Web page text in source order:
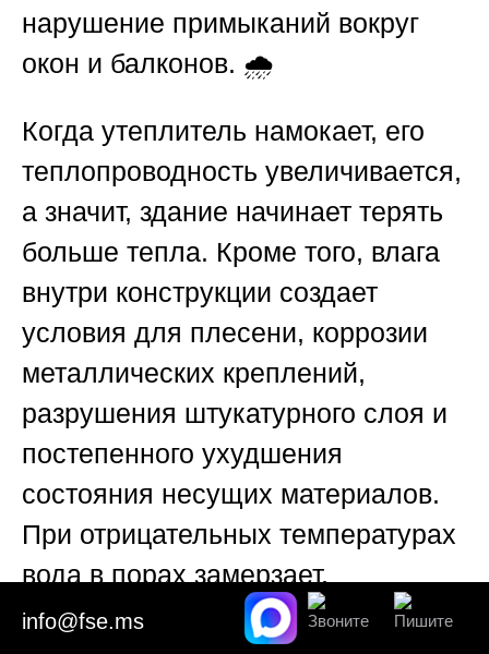
нарушение примыканий вокруг
окон и балконов. 🌧️
Когда утеплитель намокает, его
теплопроводность увеличивается,
а значит, здание начинает терять
больше тепла. Кроме того, влага
внутри конструкции создает
условия для плесени, коррозии
металлических креплений,
разрушения штукатурного слоя и
постепенного ухудшения
состояния несущих материалов.
При отрицательных температурах
вода в порах замерзает,
расширяется и ускоряет
info@fse.ms